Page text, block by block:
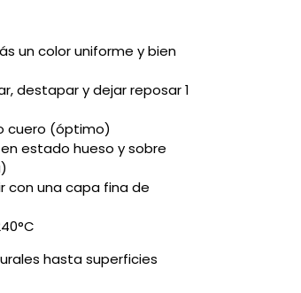
un color uniforme y bien
destapar y dejar reposar 1
cuero (óptimo)
estado hueso y sobre
con una capa fina de
hasta superficies